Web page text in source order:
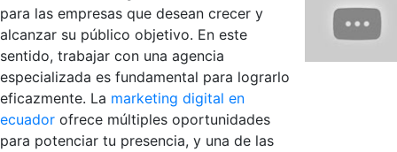
para las empresas que desean crecer y
alcanzar su público objetivo. En este
sentido, trabajar con una agencia
especializada es fundamental para lograrlo
eficazmente. La marketing digital en
ecuador ofrece múltiples oportunidades
para potenciar tu presencia, y una de las